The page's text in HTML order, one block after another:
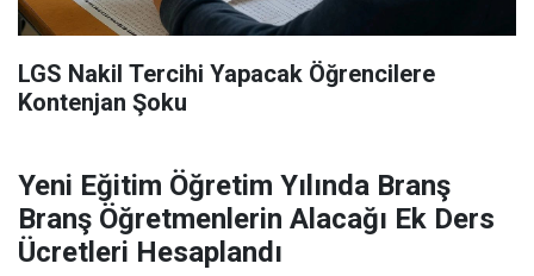
LGS Nakil Tercihi Yapacak Öğrencilere
Kontenjan Şoku
Yeni Eğitim Öğretim Yılında Branş
Branş Öğretmenlerin Alacağı Ek Ders
Ücretleri Hesaplandı